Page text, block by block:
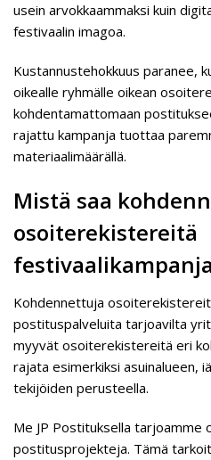
usein arvokkaammaksi kuin
festivaalin imagoa.
Kustannustehokkuus paranee,
oikealle ryhmälle oikean
kohdentamattomaan
rajattu kampanja tuottaa
materiaalimäärällä.
Mistä saa
osoiterekistereitä
Kohdennettuja
postituspalveluita tarjoavilta
myyvät osoiterekistereitä eri
rajata esimerkiksi asuinalueen,
tekijöiden perusteella.
Me JP Postituksella tarjoamme
postitusprojekteja. Tämä